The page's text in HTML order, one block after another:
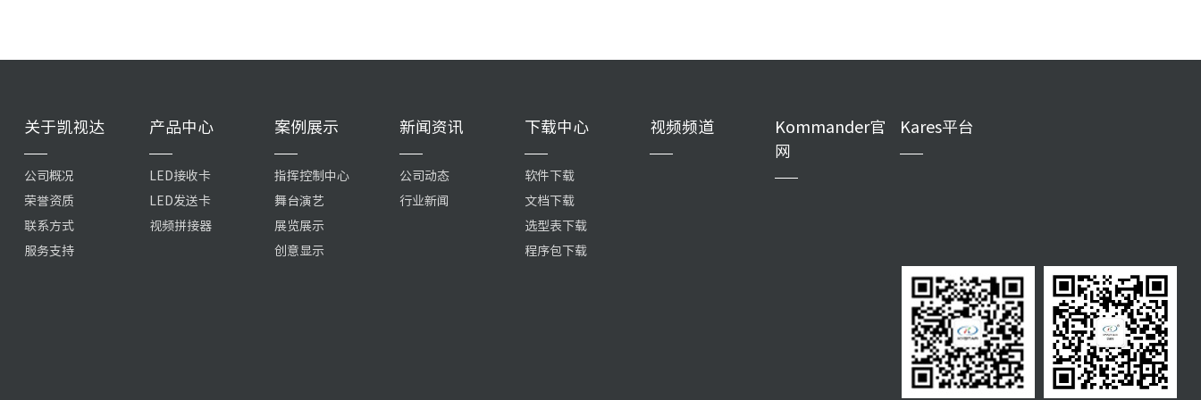
关于凯视达
公司概况
荣誉资质
联系方式
服务支持
产品中心
LED接收卡
LED发送卡
视频拼接器
案例展示
指挥控制中心
舞台演艺
展览展示
创意显示
新闻资讯
公司动态
行业新闻
下载中心
软件下载
文档下载
选型表下载
程序包下载
视频频道
Kommander官
网
Kares平台